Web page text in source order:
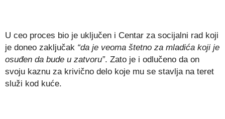
U ceo proces bio je uključen i Centar za socijalni rad koji
je doneo zaključak “da je veoma štetno za mladića koji je
osuđen da bude u zatvoru”. Zato je i odlučeno da on
svoju kaznu za krivično delo koje mu se stavlja na teret
služi kod kuće.